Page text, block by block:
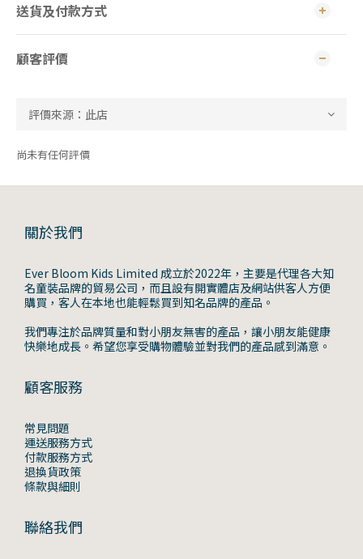
送貨及付款方式
顧客評價
尚未有任何評價
關於我們
Ever Bloom Kids Limited 成立於2022年，主要是代理各大知
名童裝品牌的貿易公司，而且設有開實體店及網站供客人方便
購買，客人在本地也能輕鬆買到知名品牌的產品。
我們專注於品牌質量和對小朋友無害的產品，讓小朋友能健康
快樂地成長。希望您享受購物體驗並對我們的產品感到滿意。
顧客服務
常見問題
運送服務方式
付款服務方式
退換貨政策
條款與細則
聯絡我們